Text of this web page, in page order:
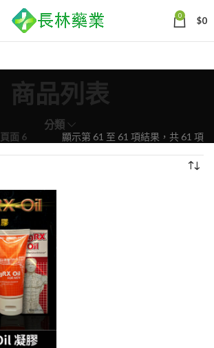
0 $0
商品列表
分類
頁面 6 顯示第 61 至 61 項結果，共 61 項依